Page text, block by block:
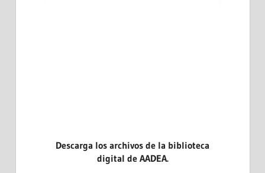
Descarga los archivos de la biblioteca
digital de AADEA.